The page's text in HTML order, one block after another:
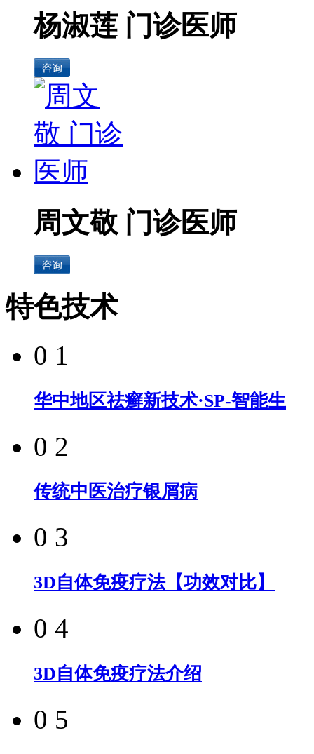
杨淑莲 门诊医师
周文敬 门诊医师
特色技术
0 1
华中地区祛癣新技术·SP-智能生
0 2
传统中医治疗银屑病
0 3
3D自体免疫疗法【功效对比】
0 4
3D自体免疫疗法介绍
0 5